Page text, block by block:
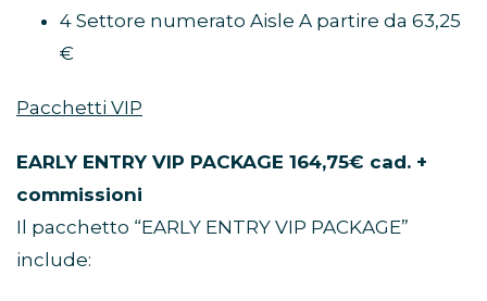
4 Settore numerato Aisle A partire da 63,25
€
Pacchetti VIP
EARLY ENTRY VIP PACKAGE 164,75€ cad. +
commissioni
Il pacchetto “EARLY ENTRY VIP PACKAGE”
include: